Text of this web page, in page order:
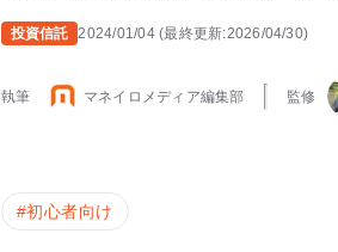
投資信託 2024/01/04(最終更新:2026/04/30)
執筆 マネイロメディア編集部 監修
#初心者向け